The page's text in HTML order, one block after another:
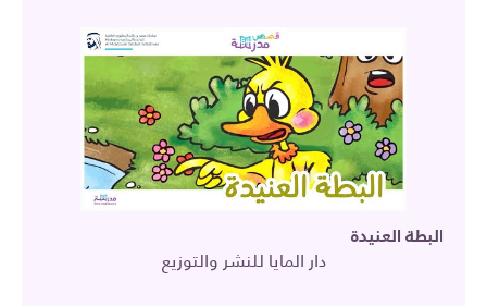
البطة العنيدة
دار المايا للنشر والتوزيع